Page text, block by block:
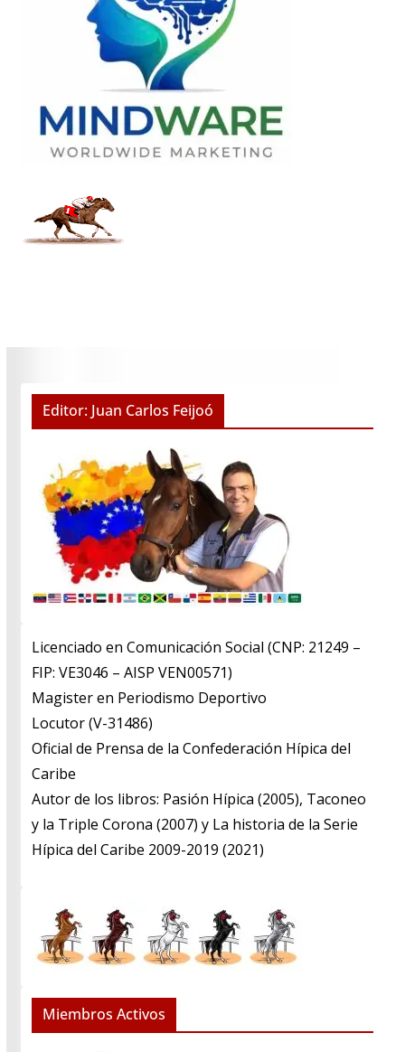
Editor: Juan Carlos Feijoó
Licenciado en Comunicación Social (CNP: 21249 –
FIP: VE3046 – AISP VEN00571)
​Magister en Periodismo Deportivo
​Locutor (V-31486)
​Oficial de Prensa de la Confederación Hípica del
Caribe
​Autor de los libros: Pasión Hípica (2005), Taconeo
y la Triple Corona (2007) y La historia de la Serie
Hípica del Caribe 2009-2019 (2021)
Miembros Activos